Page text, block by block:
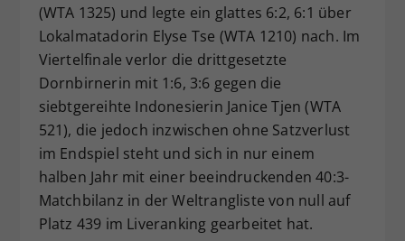
(WTA 1325) und legte ein glattes 6:2, 6:1 über
Lokalmatadorin Elyse Tse (WTA 1210) nach. Im
Viertelfinale verlor die drittgesetzte
Dornbirnerin mit 1:6, 3:6 gegen die
siebtgereihte Indonesierin Janice Tjen (WTA
521), die jedoch inzwischen ohne Satzverlust
im Endspiel steht und sich in nur einem
halben Jahr mit einer beeindruckenden 40:3-
Matchbilanz in der Weltrangliste von null auf
Platz 439 im Liveranking gearbeitet hat.